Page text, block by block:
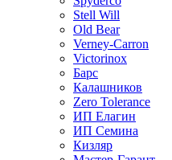
Stell Will
Old Bear
Verney-Carron
Victorinox
Барс
Калашников
Zero Tolerance
ИП Елагин
ИП Семина
Кизляр